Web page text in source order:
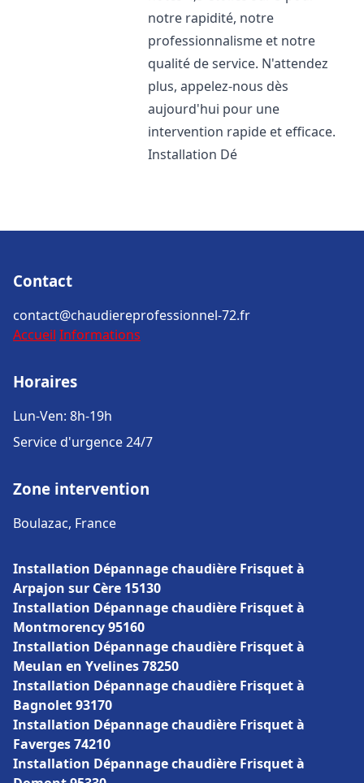
notre rapidité, notre
professionnalisme et notre
qualité de service. N'attendez
plus, appelez-nous dès
aujourd'hui pour une
intervention rapide et efficace.
Installation Dé
Contact
contact@chaudiereprofessionnel-72.fr
Accueil Informations
Horaires
Lun-Ven: 8h-19h
Service d'urgence 24/7
Zone intervention
Boulazac, France
Installation Dépannage chaudière Frisquet à
Arpajon sur Cère 15130
Installation Dépannage chaudière Frisquet à
Montmorency 95160
Installation Dépannage chaudière Frisquet à
Meulan en Yvelines 78250
Installation Dépannage chaudière Frisquet à
Bagnolet 93170
Installation Dépannage chaudière Frisquet à
Faverges 74210
Installation Dépannage chaudière Frisquet à